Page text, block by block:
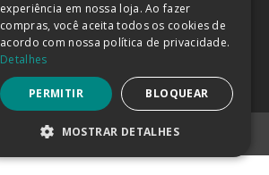
BAIXE NOSSO APP
experiência em nossa loja. Ao fazer
compras, você aceita todos os cookies de
acordo com nossa política de privacidade.
Detalhes
PERMITIR BLOQUEAR
MOSTRAR DETALHES
ESTRITAMENTE NECESSÁRIOS